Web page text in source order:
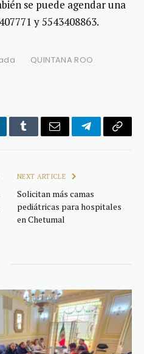
se puede agendar una
y 5543408863.
QUINTANA ROO
TumblrEmail TelegramCopy
NEXT ARTICLE
Solicitan más camas
pediátricas para hospitales
en Chetumal